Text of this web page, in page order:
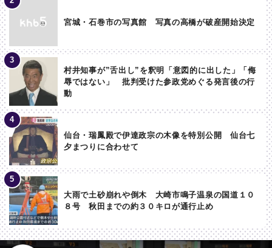
宮城・石巻市の写真館 写真の高橋が破産開始決定
村井知事が”舌出し”を釈明「意図的に出した」「侮
辱ではない」 批判受けた参政党めぐる発言後の行
動
仙台・瑞鳳殿で伊達政宗の木像を特別公開 仙台七
夕まつりに合わせて
大雨で土砂崩れや倒木 大崎市鳴子温泉の国道１０
８号 秋田までの約３０キロが通行止め